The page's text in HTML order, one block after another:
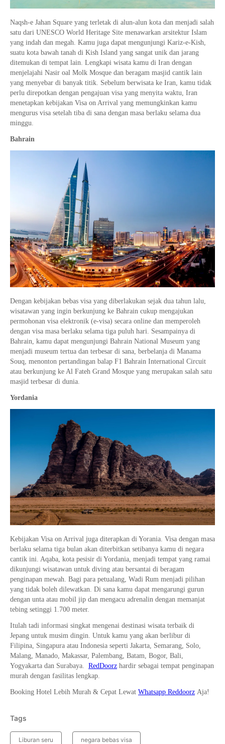
Naqsh-e Jahan Square yang terletak di alun-alun kota dan menjadi salah
satu dari UNESCO World Heritage Site menawarkan arsitektur Islam
yang indah dan megah. Kamu juga dapat mengunjungi Kariz-e-Kish,
suatu kota bawah tanah di Kish Island yang sangat unik dan jarang
ditemukan di tempat lain. Lengkapi wisata kamu di Iran dengan
menjelajahi Nasir oal Molk Mosque dan beragam masjid cantik lain
yang menyebar di banyak titik. Sebelum berwisata ke Iran, kamu tidak
perlu direpotkan dengan pengajuan visa yang menyita waktu, Iran
menetapkan kebijakan Visa on Arrival yang memungkinkan kamu
mengurus visa setelah tiba di sana dengan masa berlaku selama dua
minggu.
Bahrain
Dengan kebijakan bebas visa yang diberlakukan sejak dua tahun lalu,
wisatawan yang ingin berkunjung ke Bahrain cukup mengajukan
permohonan visa elektronik (e-visa) secara online dan memperoleh
dengan visa masa berlaku selama tiga puluh hari. Sesampainya di
Bahrain, kamu dapat mengunjungi Bahrain National Museum yang
menjadi museum tertua dan terbesar di sana, berbelanja di Manama
Souq, menonton pertandingan balap F1 Bahrain International Circuit
atau berkunjung ke Al Fateh Grand Mosque yang merupakan salah satu
masjid terbesar di dunia.
Yordania
Kebijakan Visa on Arrival juga diterapkan di Yorania. Visa dengan masa
berlaku selama tiga bulan akan diterbitkan setibanya kamu di negara
cantik ini. Aqaba, kota pesisir di Yordania, menjadi tempat yang ramai
dikunjungi wisatawan untuk diving atau bersantai di beragam
penginapan mewah. Bagi para petualang, Wadi Rum menjadi pilihan
yang tidak boleh dilewatkan. Di sana kamu dapat mengarungi gurun
dengan unta atau mobil jip dan mengacu adrenalin dengan memanjat
tebing setinggi 1.700 meter.
Itulah tadi informasi singkat mengenai destinasi wisata terbaik di
Jepang untuk musim dingin. Untuk kamu yang akan berlibur di
Filipina, Singapura atau Indonesia seperti Jakarta, Semarang, Solo,
Malang, Manado, Makassar, Palembang, Batam, Bogor, Bali,
Yogyakarta dan Surabaya. RedDoorz hardir sebagai tempat penginapan
murah dengan fasilitas lengkap.
Booking Hotel Lebih Murah & Cepat Lewat Whatsapp Reddoorz Aja!
Tags
Liburan seru negara bebas visa